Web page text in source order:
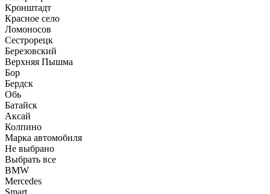
Кронштадт
Красное село
Ломоносов
Сестрорецк
Березовский
Верхняя Пышма
Бор
Бердск
Обь
Батайск
Аксай
Колпино
Марка автомобиля
Не выбрано
Выбрать все
BMW
Mercedes
Smart